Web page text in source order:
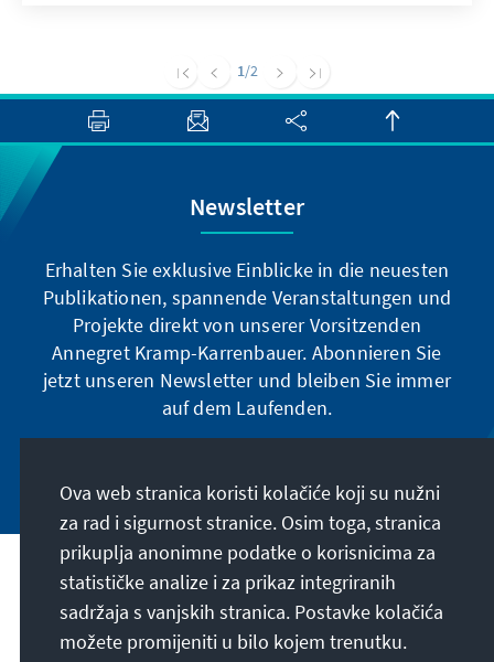
1/2
Newsletter
Erhalten Sie exklusive Einblicke in die neuesten
Publikationen, spannende Veranstaltungen und
Projekte direkt von unserer Vorsitzenden
Annegret Kramp-Karrenbauer. Abonnieren Sie
jetzt unseren Newsletter und bleiben Sie immer
auf dem Laufenden.
Naša misija
Kontakt
Ova web stranica koristi kolačiće koji su nužni
za rad i sigurnost stranice. Osim toga, stranica
prikuplja anonimne podatke o korisnicima za
statističke analize i za prikaz integriranih
sadržaja s vanjskih stranica. Postavke kolačića
možete promijeniti u bilo kojem trenutku.